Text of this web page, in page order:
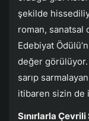
şekilde
roman, sanatsal
Edebiyat
değer görülüyor.
sarıp
itibaren sizin de
Sınırlarla Çevrili